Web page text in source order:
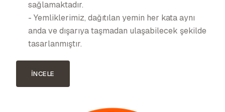
sağlamaktadır.
- Yemliklerimiz, dağıtılan yemin her kata aynı
anda ve dışarıya taşmadan ulaşabilecek şekilde
tasarlanmıştır.
İNCELE